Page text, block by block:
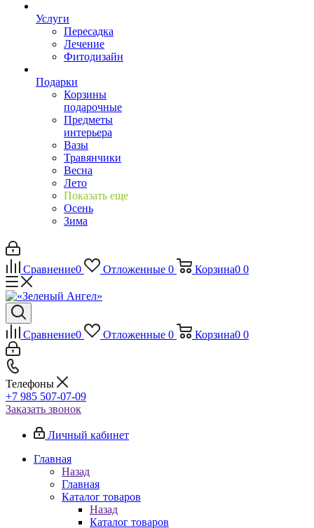
Услуги
Пересадка
Лечение
Фитодизайн
Подарки
Корзины
подарочные
Предметы
интерьера
Вазы
Травянчики
Весна
Лето
Показать еще
Осень
Зима
Сравнение0 Отложенные 0 Корзина0 0
Сравнение0 Отложенные 0 Корзина0 0
Телефоны
+7 985 507-07-09
Заказать звонок
Личный кабинет
Главная
Назад
Главная
Каталог товаров
Назад
Каталог товаров